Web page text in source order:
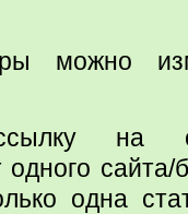
можно
на
сайта/
одна